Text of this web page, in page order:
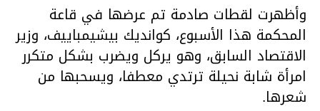
وأظهرت لقطات صادمة تم عرضها في قاعة
المحكمة هذا الأسبوع، كوانديك بيشيمباييف، وزير
الاقتصاد السابق، وهو يركل ويضرب بشكل متكرر
امرأة شابة نحيلة ترتدي معطفا، ويسحبها من
شعرها.